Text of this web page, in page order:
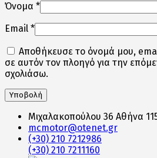
Όνομα *
Email *
Αποθήκευσε το όνομά μου,
σε αυτόν τον πλοηγό για την
σχολιάσω.
Μιχαλακοπούλου 36 Αθήνα
mcmotor@otenet.gr
(+30) 210 7212986
(+30) 210 7211160